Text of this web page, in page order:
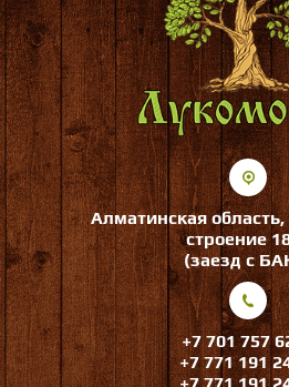
Алматинская
строение
(заезд с
+7 701 757
+7 771 191